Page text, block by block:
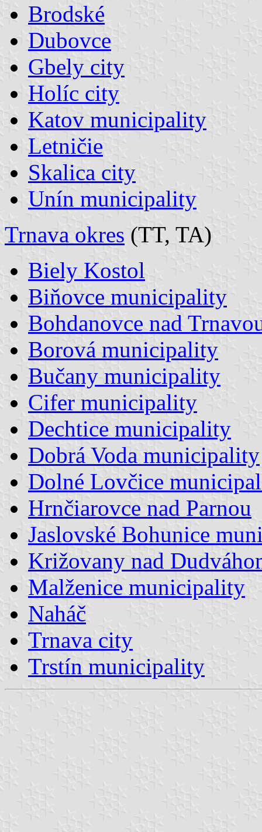
Brodské
Dubovce
Gbely city
Holíc city
Katov municipality
Letničie
Skalica city
Unín municipality
Trnava okres (TT, TA)
Biely Kostol
Biňovce municipality
Bohdanovce nad
Borová municipality
Bučany municipality
Cifer municipality
Dechtice municipality
Dobrá Voda municipality
Dolné Lovčice
Hrnčiarovce nad Parnou
Jaslovské Bohunice
Križovany nad
Malženice municipality
Naháč
Trnava city
Trstín municipality